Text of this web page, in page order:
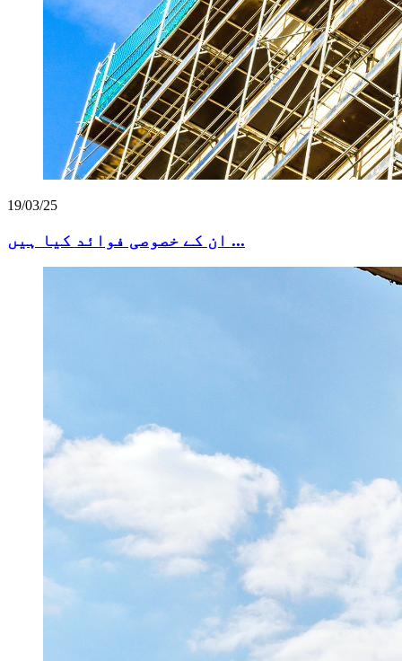
19/03/25
ان کے خصوصی فوائد کیا ہیں ...